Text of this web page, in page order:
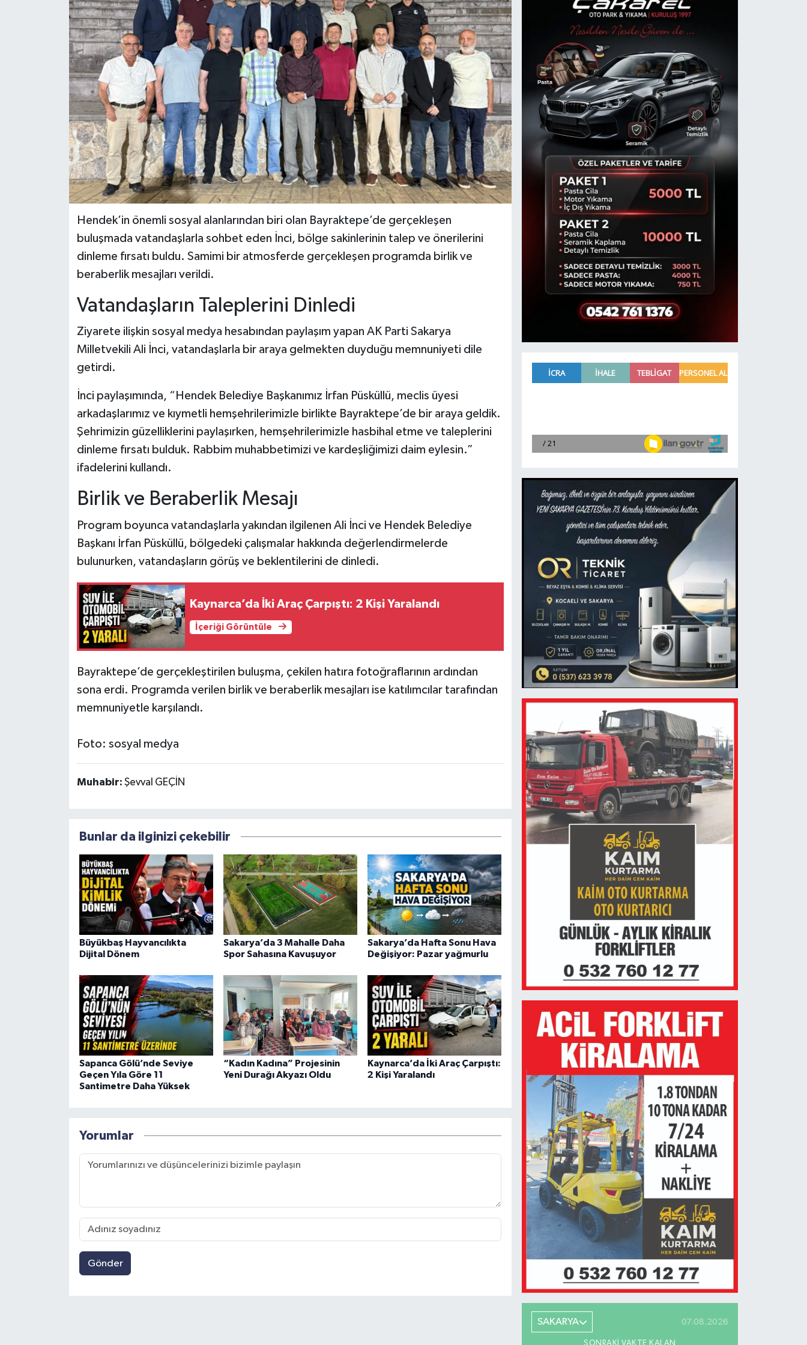
Hendek’in önemli sosyal alanlarından biri olan Bayraktepe’de gerçekleşen
buluşmada vatandaşlarla sohbet eden İnci, bölge sakinlerinin talep ve önerilerini
dinleme fırsatı buldu. Samimi bir atmosferde gerçekleşen programda birlik ve
beraberlik mesajları verildi.
Vatandaşların Taleplerini Dinledi
Ziyarete ilişkin sosyal medya hesabından paylaşım yapan AK Parti Sakarya
Milletvekili Ali İnci, vatandaşlarla bir araya gelmekten duyduğu memnuniyeti dile
getirdi.
İnci paylaşımında, “Hendek Belediye Başkanımız İrfan Püsküllü, meclis üyesi
arkadaşlarımız ve kıymetli hemşehrilerimizle birlikte Bayraktepe’de bir araya geldik.
Şehrimizin güzelliklerini paylaşırken, hemşehrilerimizle hasbihal etme ve taleplerini
dinleme fırsatı bulduk. Rabbim muhabbetimizi ve kardeşliğimizi daim eylesin.”
ifadelerini kullandı.
Birlik ve Beraberlik Mesajı
Program boyunca vatandaşlarla yakından ilgilenen Ali İnci ve Hendek Belediye
Başkanı İrfan Püsküllü, bölgedeki çalışmalar hakkında değerlendirmelerde
bulunurken, vatandaşların görüş ve beklentilerini de dinledi.
Kaynarca’da İki Araç Çarpıştı: 2 Kişi Yaralandı
İçeriği Görüntüle
Bayraktepe’de gerçekleştirilen buluşma, çekilen hatıra fotoğraflarının ardından
sona erdi. Programda verilen birlik ve beraberlik mesajları ise katılımcılar tarafından
memnuniyetle karşılandı.
Foto: sosyal medya
Muhabir: Şevval GEÇİN
Bunlar da ilginizi çekebilir
Büyükbaş Hayvancılıkta
Dijital Dönem
Sakarya’da 3 Mahalle Daha
Spor Sahasına Kavuşuyor
Sakarya’da Hafta Sonu Hava
Değişiyor: Pazar yağmurlu
Sapanca Gölü’nde Seviye
Geçen Yıla Göre 11
Santimetre Daha Yüksek
“Kadın Kadına” Projesinin
Yeni Durağı Akyazı Oldu
Kaynarca’da İki Araç Çarpıştı:
2 Kişi Yaralandı
Yorumlar
Gönder
SAKARYA 07.08.2026